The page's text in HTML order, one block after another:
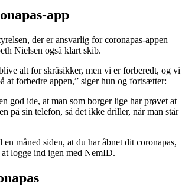
app
der er ansvarlig for coronapas-appen
Nielsen også klart skib.
alt for skråsikker, men vi er forberedt, og vi
at forbedre appen,” siger hun og fortsætter:
god ide, at man som borger lige har prøvet at
på sin telefon, så det ikke driller, når man står
en måned siden, at du har åbnet dit coronapas,
logge ind igen med NemID.